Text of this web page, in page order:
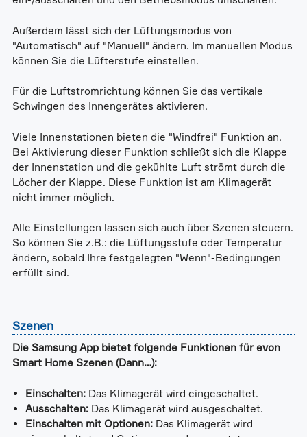
Außerdem lässt sich der Lüftungsmodus von
"Automatisch" auf "Manuell" ändern. Im manuellen Modus
können Sie die Lüfterstufe einstellen.
Für die Luftstromrichtung können Sie das vertikale
Schwingen des Innengerätes aktivieren.
Viele Innenstationen bieten die "Windfrei" Funktion an.
Bei Aktivierung dieser Funktion schließt sich die Klappe
der Innenstation und die gekühlte Luft strömt durch die
Löcher der Klappe. Diese Funktion ist am Klimagerät
nicht immer möglich.
Alle Einstellungen lassen sich auch über Szenen steuern.
So können Sie z.B.: die Lüftungsstufe oder Temperatur
ändern, sobald Ihre festgelegten "Wenn"-Bedingungen
erfüllt sind.
Szenen
Die Samsung App bietet folgende Funktionen für evon
Smart Home Szenen (Dann…):
Einschalten:Das Klimagerät wird eingeschaltet.
Ausschalten:Das Klimagerät wird ausgeschaltet.
Einschalten mit Optionen:Das Klimagerät wird